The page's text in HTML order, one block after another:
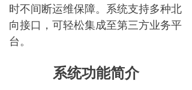
关于我们
联系我们
时不间断运维保障。系统支持多种北
向接口，可轻松集成至第三方业务平
台。
系统功能简介